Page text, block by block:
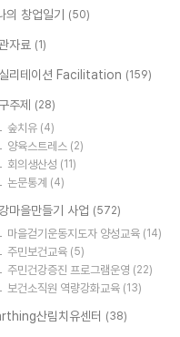
의 창업일기 (50)
자료 (1)
리테이션 Facilitation (159)
주제 (28)
숲치유 (4)
양육스트레스 (2)
회의생산성 (11)
논문통계 (4)
마을만들기 사업 (572)
마을걷기운동지도자 양성교육 (14)
주민보건교육 (5)
주민건강증진 프로그램운영 (22)
보건소직원 역량강화교육 (13)
산림치유센터 (38)